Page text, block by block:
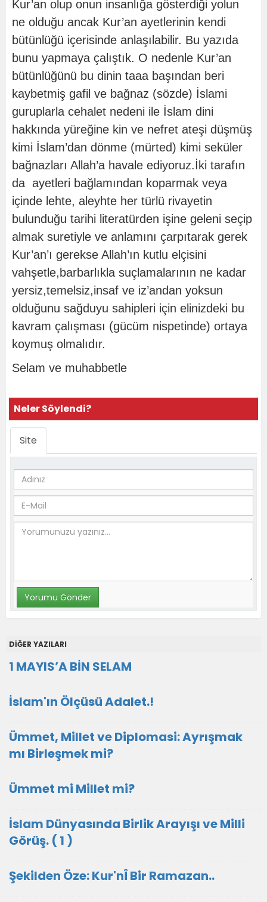
Kur’an olup onun insanlığa gösterdiği yolun
ne olduğu ancak Kur’an ayetlerinin kendi
bütünlüğü içerisinde anlaşılabilir. Bu yazıda
bunu yapmaya çalıştık. O nedenle Kur’an
bütünlüğünü bu dinin taaa başından beri
kaybetmiş gafil ve bağnaz (sözde) İslami
guruplarla cehalet nedeni ile İslam dini
hakkında yüreğine kin ve nefret ateşi düşmüş
kimi İslam’dan dönme (mürted) kimi seküler
bağnazları Allah’a havale ediyoruz.İki tarafın
da ayetleri bağlamından koparmak veya
içinde lehte, aleyhte her türlü rivayetin
bulunduğu tarihi literatürden işine geleni seçip
almak suretiyle ve anlamını çarpıtarak gerek
Kur’an’ı gerekse Allah’ın kutlu elçisini
vahşetle,barbarlıkla suçlamalarının ne kadar
yersiz,temelsiz,insaf ve iz’andan yoksun
olduğunu sağduyu sahipleri için elinizdeki bu
kavram çalışması (gücüm nispetinde) ortaya
koymuş olmalıdır.
Selam ve muhabbetle
Neler Söylendi?
Site
DİĞER YAZILARI
1 MAYIS’A BİN SELAM
İslam'ın Ölçüsü Adalet.!
Ümmet, Millet ve Diplomasi: Ayrışmak
mı Birleşmek mi?
Ümmet mi Millet mi?
İslam Dünyasında Birlik Arayışı ve Milli
Görüş. ( 1 )
Şekilden Öze: Kur'nÎ Bir Ramazan..